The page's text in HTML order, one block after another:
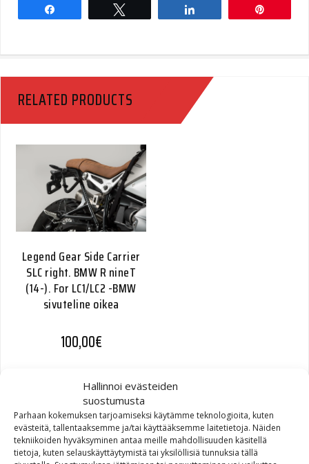
Hallinnoi evästeiden
suostumusta
Parhaan kokemuksen tarjoamiseksi käytämme teknologioita, kuten
evästeitä, tallentaaksemme ja/tai käyttääksemme laitetietoja. Näiden
tekniikoiden hyväksyminen antaa meille mahdollisuuden käsitellä
tietoja, kuten selauskäyttäytymistä tai yksilöllisiä tunnuksia tällä
RELATED PRODUCTS
Legend Gear Side Carrier
SLC right. BMW R nineT
(14-). For LC1/LC2 -BMW
sivuteline oikea
100,00€